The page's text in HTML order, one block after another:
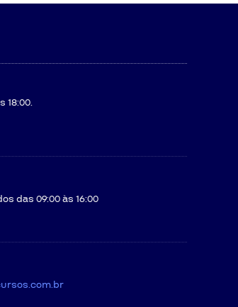
18:00.
das 09:00 às 16:00